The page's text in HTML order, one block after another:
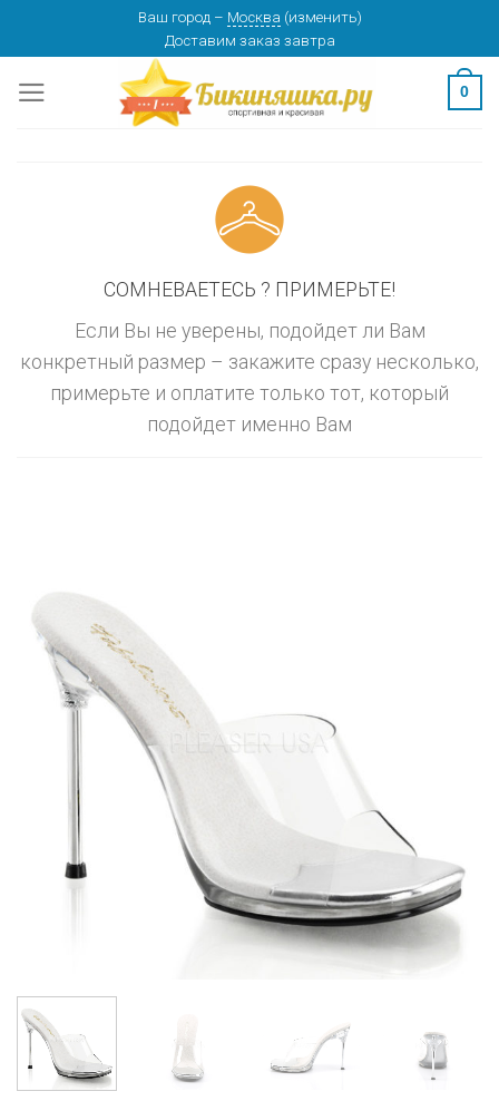
content
Ваш город – Москва (изменить)
Доставим заказ завтра
0
СОМНЕВАЕТЕСЬ ? ПРИМЕРЬТЕ!
Если Вы не уверены, подойдет ли Вам
конкретный размер – закажите сразу несколько,
примерьте и оплатите только тот, который
подойдет именно Вам
изменить